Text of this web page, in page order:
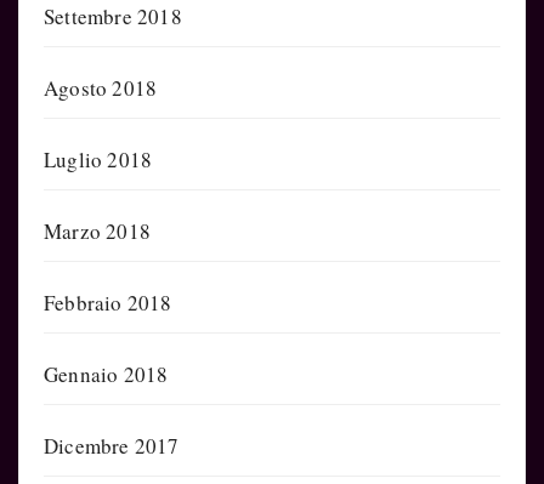
Settembre 2018
Agosto 2018
Luglio 2018
Marzo 2018
Febbraio 2018
Gennaio 2018
Dicembre 2017